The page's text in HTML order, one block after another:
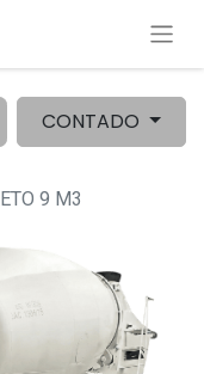
CONTADO
9 M3